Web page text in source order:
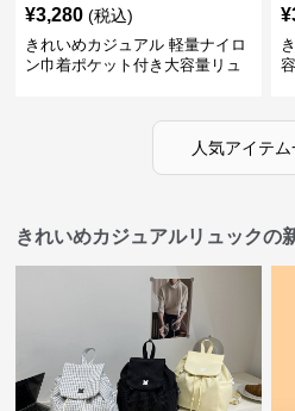
¥3,280 (税込)
きれいめカジュアル 軽量ナイロ
ン巾着ポケット付き大容量リュ
¥
人気アイテ
きれいめカジュアルリュックの